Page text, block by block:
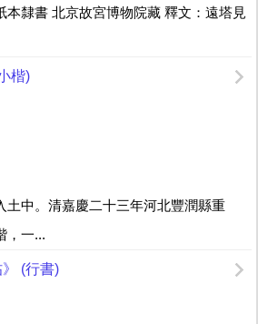
本隸書 北京故宮博物院藏 釋文：遠塔見
楷)
土中。清嘉慶二十三年河北豐潤縣重
，一...
(行書)